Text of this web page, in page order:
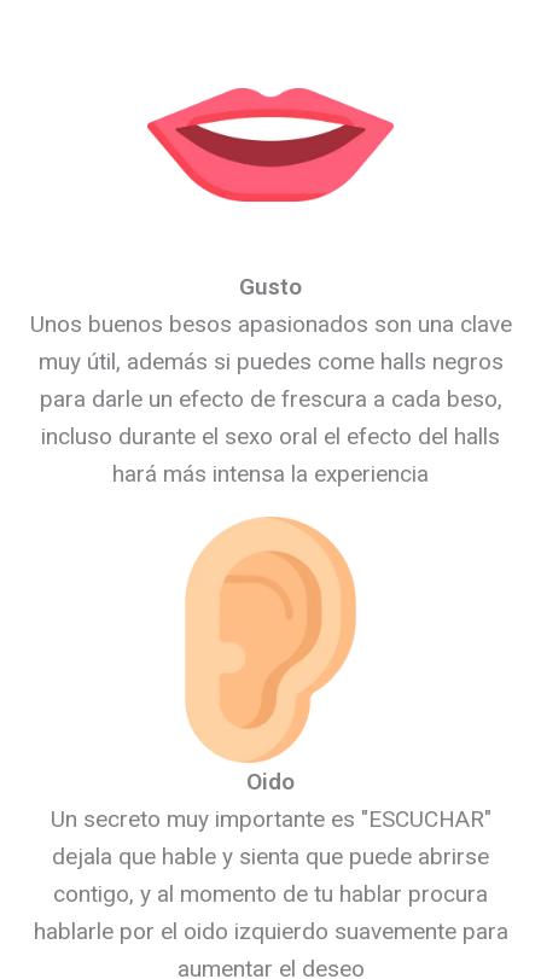
Gusto
Unos buenos besos apasionados son una clave
muy útil, además si puedes come halls negros
para darle un efecto de frescura a cada beso,
incluso durante el sexo oral el efecto del halls
hará más intensa la experiencia
Oido
Un secreto muy importante es "ESCUCHAR"
dejala que hable y sienta que puede abrirse
contigo, y al momento de tu hablar procura
hablarle por el oido izquierdo suavemente para
aumentar el deseo